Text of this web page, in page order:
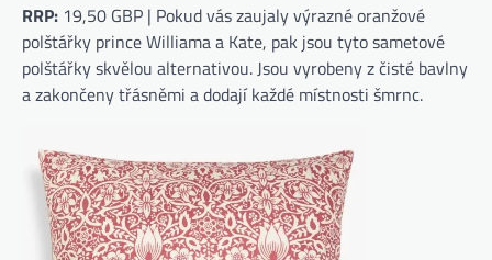
RRP: 19,50 GBP | Pokud vás zaujaly výrazné oranžové
polštářky prince Williama a Kate, pak jsou tyto sametové
polštářky skvělou alternativou. Jsou vyrobeny z čisté bavlny
a zakončeny třásněmi a dodají každé místnosti šmrnc.